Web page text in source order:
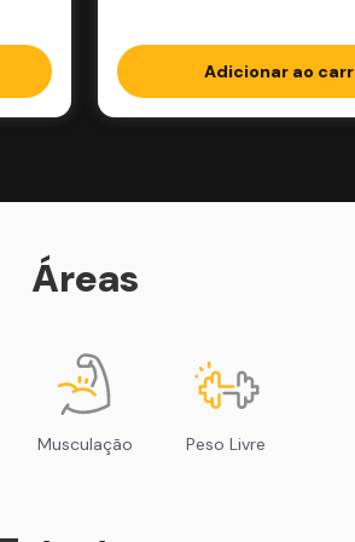
Adicionar ao
Áreas
Musculação Peso Livre